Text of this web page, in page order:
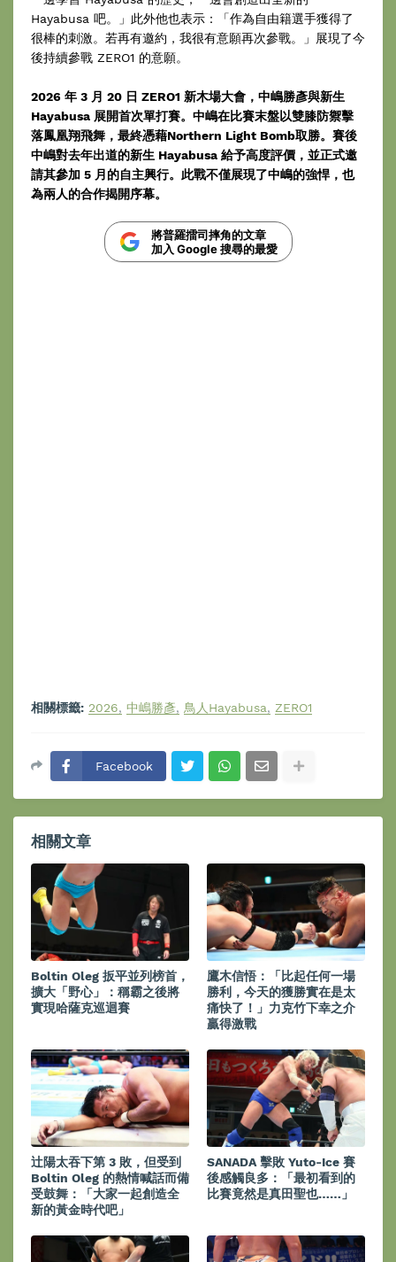
Hayabusa 吧。」此外他也表示：「作為自由籍選手獲得了
很棒的刺激。若再有邀約，我很有意願再次參戰。」展現了今
後持續參戰 ZERO1 的意願。
2026 年 3 月 20 日 ZERO1 新木場大會，中嶋勝彥與新生
Hayabusa 展開首次單打賽。中嶋在比賽末盤以雙膝防禦擊
落鳳凰翔飛舞，最終憑藉Northern Light Bomb取勝。賽後
中嶋對去年出道的新生 Hayabusa 給予高度評價，並正式邀
請其參加 5 月的自主興行。此戰不僅展現了中嶋的強悍，也
為兩人的合作揭開序幕。
將普羅擂司摔角的文章
加入 Google 搜尋的最愛
相關標籤: 2026 中嶋勝彥 鳥人Hayabusa ZERO1
Facebook
相關文章
Boltin Oleg 扳平並列榜首，
擴大「野心」：稱霸之後將
實現哈薩克巡迴賽
鷹木信悟：「比起任何一場
勝利，今天的獲勝實在是太
痛快了！」力克竹下幸之介
贏得激戰
辻陽太吞下第 3 敗，但受到
Boltin Oleg 的熱情喊話而備
受鼓舞：「大家一起創造全
新的黃金時代吧」
SANADA 擊敗 Yuto-Ice 賽
後感觸良多：「最初看到的
比賽竟然是真田聖也……」